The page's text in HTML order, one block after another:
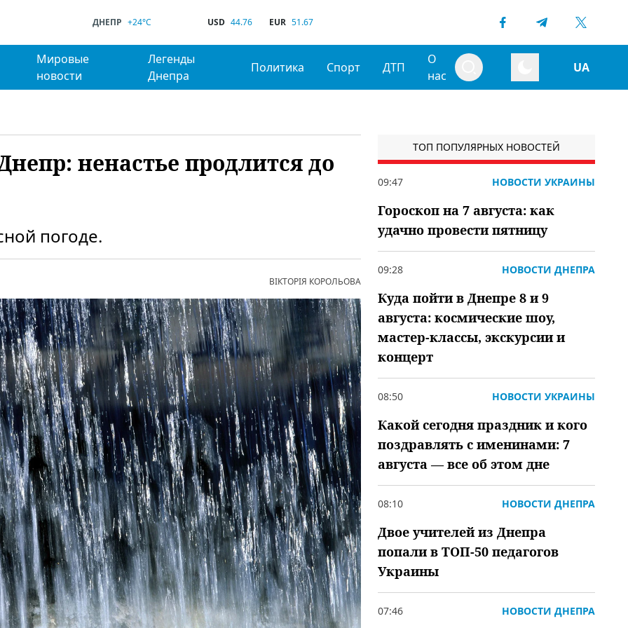
ДНЕПР +24°C USD 44.76 EUR 51.67
Мировые
новости
Легенды
Днепра
Политика Спорт ДТП
О
нас
UA
ненастье продлится до
погоде.
ВІКТОРІЯ КОРОЛЬОВА
ТОП ПОПУЛЯРНЫХ НОВОСТЕЙ
09:47 НОВОСТИ УКРАИНЫ
Гороскоп на 7 августа: как
удачно провести пятницу
09:28 НОВОСТИ ДНЕПРА
Куда пойти в Днепре 8 и 9
августа: космические шоу,
мастер-классы, экскурсии и
концерт
08:50 НОВОСТИ УКРАИНЫ
Какой сегодня праздник и кого
поздравлять с именинами: 7
августа — все об этом дне
08:10 НОВОСТИ ДНЕПРА
Двое учителей из Днепра
попали в ТОП-50 педагогов
Украины
07:46 НОВОСТИ ДНЕПРА